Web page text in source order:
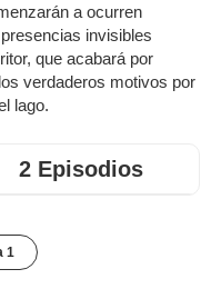
a ocurren
invisibles
que acabará por
verdaderos motivos por
lago.
2 Episodios
1